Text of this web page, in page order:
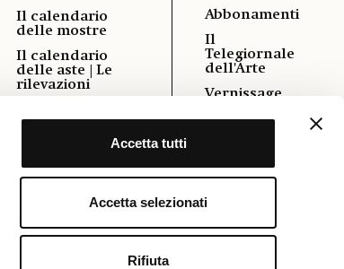
Accetta tutti
Accetta selezionati
Rifiuta
Il calendario
delle mostre
Il calendario
delle aste | Le
rilevazioni
Formazione
Abbonamenti
Il
Telegiornale
dell'Arte
Vernissage
Pubblicità
Cookie &
FAQ